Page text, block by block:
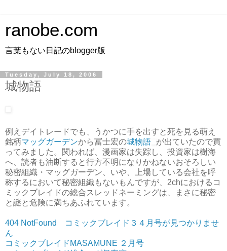
ranobe.com
言葉もない日記のblogger版
Tuesday, July 18, 2006
城物語
例えデイトレードでも、うかつに手を出すと死を見る萌え
銘柄マッグガーデンから冨士宏の城物語
が出ていたので買
ってみました。関われば、漫画家は失踪し、投資家は樹海
へ、読者も油断すると行方不明になりかねないおそろしい
秘密組織・マッグガーデン、いや、上場している会社を呼
称するにおいて秘密組織もないもんですが、2chにおけるコ
ミックブレイドの総合スレッドネーミングは、まさに秘密
と謎と危険に満ちあふれています。
404 NotFound コミックブレイド３４月号が見つかりませ
ん
コミックブレイドMASAMUNE ２月号